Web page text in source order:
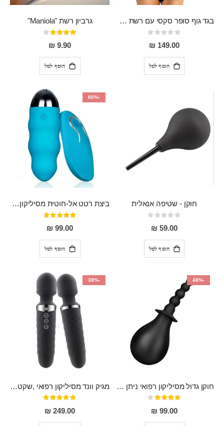
בגד גוף סופר סקסי עם רשת שקופה בחזה ושרשרות מלמעלה וריצרץ מלמטה Pan במפשעה
Rating:
0%
149.00 ₪
הוסף לסל
גרביון רשת "Maniola"
דירוג:
80%
9.90 ₪
הוסף לסל
חוקן - שטיפה אנאלית
Rating:
0%
59.00 ₪
הוסף לסל
-60%
ביצת רטט אל-חוטית מסיליקון רפואי בגודל של 8 ס"מ ורוחב 3 ס"מ בעלת 20 מהירויות שונות "ENKI"
דירוג:
93%
99.00 ₪
הוסף לסל
-48%
חוקן גדול מסיליקון רפואי ניתן לשימוש גם כפלאג וגם כחרוזים אנאלים
דירוג:
80%
99.00 ₪
-38%
מגיק וונד מסיליקון רפואי ,שקט במיוחד, נטען בעל 10 מהירויות שונות "Erna"
דירוג:
100%
249.00 ₪